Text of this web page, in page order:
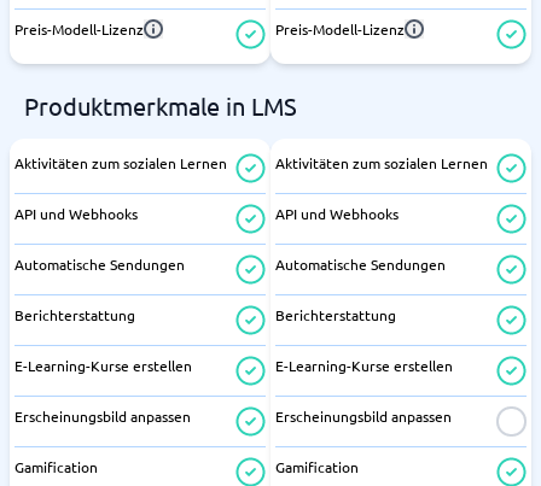
Preis-Modell-Lizenz Preis-Modell-Lizenz
Produktmerkmale in LMS
Aktivitäten zum sozialen Lernen
API und Webhooks
Automatische Sendungen
Berichterstattung
E-Learning-Kurse erstellen
Erscheinungsbild anpassen
Gamification
Aktivitäten zum sozialen Lernen
API und Webhooks
Automatische Sendungen
Berichterstattung
E-Learning-Kurse erstellen
Erscheinungsbild anpassen
Gamification